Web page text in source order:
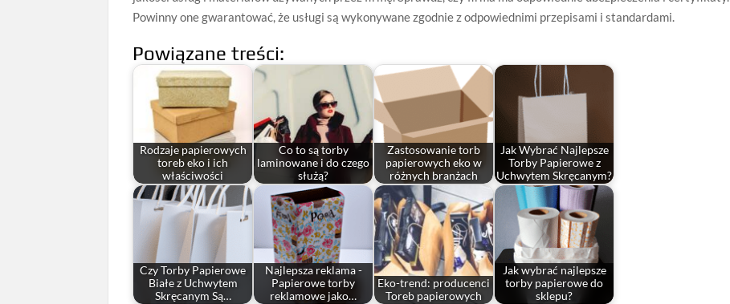
Powinny one gwarantować, że usługi są wykonywane zgodnie z odpowiednimi przepisami i standardami.
Powiązane treści:
Rodzaje papierowych
toreb eko i ich
właściwości
Co to są torby
laminowane i do czego
służą?
Zastosowanie torb
papierowych eko w
różnych branżach
Jak Wybrać Najlepsze
Torby Papierowe z
Uchwytem Skręcanym?
Czy Torby Papierowe
Białe z Uchwytem
Skręcanym Są…
Najlepsza reklama -
Papierowe torby
reklamowe jako…
Eko-trend: producenci
Toreb papierowych
Jak wybrać najlepsze
torby papierowe do
sklepu?